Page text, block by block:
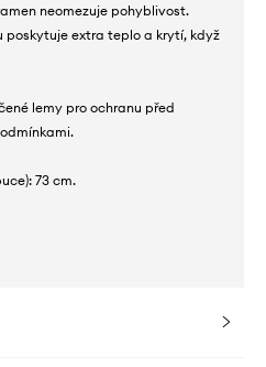
neomezuje pohyblivost.
poskytuje extra teplo a krytí, když
lemy pro ochranu před
73 cm.